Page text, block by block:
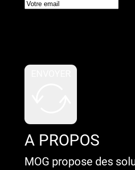
A PROPOS
MOG propose des